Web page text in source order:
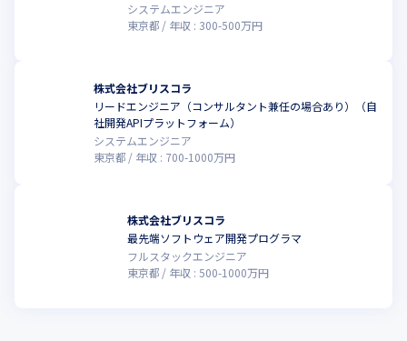
システムエンジニア
東京都
年収 : 300-500万円
株式会社ブリスコラ
リードエンジニア（コンサルタント兼任の場合あり）（自
社開発APIプラットフォーム）
システムエンジニア
東京都
年収 : 700-1000万円
株式会社ブリスコラ
最先端ソフトウェア開発プログラマ
フルスタックエンジニア
東京都
年収 : 500-1000万円